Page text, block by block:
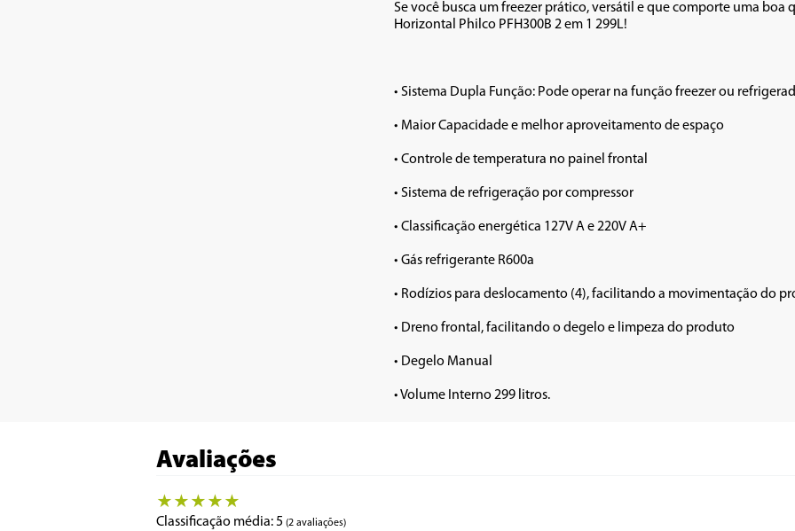
Se você busca um freezer prático, versátil e que comporte uma
Horizontal Philco PFH300B 2 em 1 299L!
• Sistema Dupla Função: Pode operar na função freezer ou
• Maior Capacidade e melhor aproveitamento de espaço
• Controle de temperatura no painel frontal
• Sistema de refrigeração por compressor
• Classificação energética 127V A e 220V A+
• Gás refrigerante R600a
• Rodízios para deslocamento (4), facilitando a movimentação do
• Dreno frontal, facilitando o degelo e limpeza do produto
• Degelo Manual
• Volume Interno 299 litros.
Avaliações
★ ★ ★ ★ ★
Classificação média: 5 (2 avaliações)